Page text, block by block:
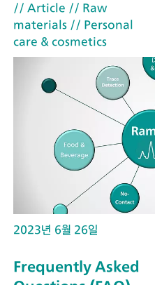
// Article // Raw
materials // Personal
care & cosmetics
2023년 6월 26일
Frequently Asked